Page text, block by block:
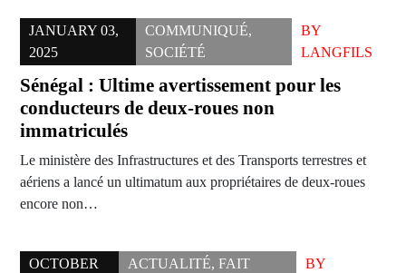
JANUARY 03,
2025
COMMUNIQUÉ,
SOCIÉTÉ
BY
LANGFILS
Sénégal : Ultime avertissement pour les
conducteurs de deux-roues non
immatriculés
Le ministère des Infrastructures et des Transports terrestres et
aériens a lancé un ultimatum aux propriétaires de deux-roues
encore non…
OCTOBER
ACTUALITÉ, FAIT
BY